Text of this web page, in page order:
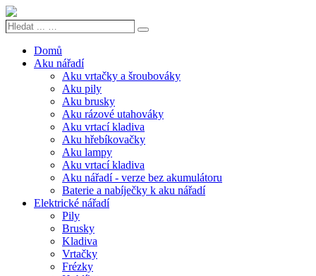
Hledat
Search
Domů
Aku nářadí
Aku vrtačky a šroubováky
Aku pily
Aku brusky
Aku rázové utahováky
Aku vrtací kladiva
Aku hřebíkovačky
Aku lampy
Aku vrtací kladiva
Aku nářadí - verze bez akumulátoru
Baterie a nabíječky k aku nářadí
Elektrické nářadí
Pily
Brusky
Kladiva
Vrtačky
Frézky